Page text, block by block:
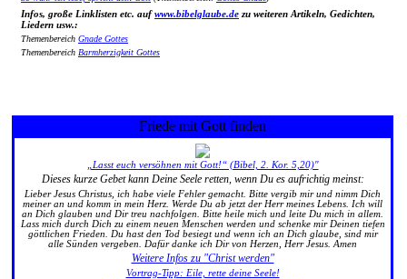
Infos, große Linklisten etc. aufwww.bibelglaube.de zu weiteren Artikeln, Gedichten,
Liedern usw.:
Themenbereich Gnade Gottes
Themenbereich Barmherzigkeit Gottes
Friede mit Gott finden
„Lasst euch versöhnen mit Gott!“ (Bibel, 2. Kor. 5,20)"
Dieses kurze Gebet kann Deine Seele retten, wenn Du es aufrichtig meinst:
Lieber Jesus Christus, ich habe viele Fehler gemacht. Bitte vergib mir und nimm Dich
meiner an und komm in mein Herz. Werde Du ab jetzt der Herr meines Lebens. Ich will
an Dich glauben und Dir treu nachfolgen. Bitte heile mich und leite Du mich in allem.
Lass mich durch Dich zu einem neuen Menschen werden und schenke mir Deinen tiefen
göttlichen Frieden. Du hast den Tod besiegt und wenn ich an Dich glaube, sind mir
alle Sünden vergeben. Dafür danke ich Dir von Herzen, Herr Jesus. Amen
Weitere Infos zu "Christ werden"
Vortrag-Tipp: Eile, rette deine Seele!